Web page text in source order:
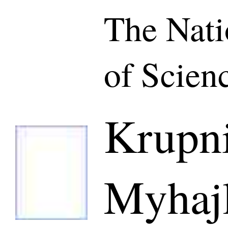
The
of